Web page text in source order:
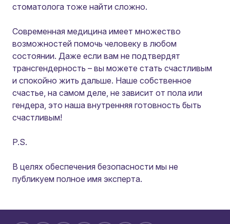
стоматолога тоже найти сложно.
Современная медицина имеет множество
возможностей помочь человеку в любом
состоянии. Даже если вам не подтвердят
трансгендерность – вы можете стать счастливым
и спокойно жить дальше. Наше собственное
счастье, на самом деле, не зависит от пола или
гендера, это наша внутренняя готовность быть
счастливым!
P.S.
В целях обеспечения безопасности мы не
публикуем полное имя эксперта.